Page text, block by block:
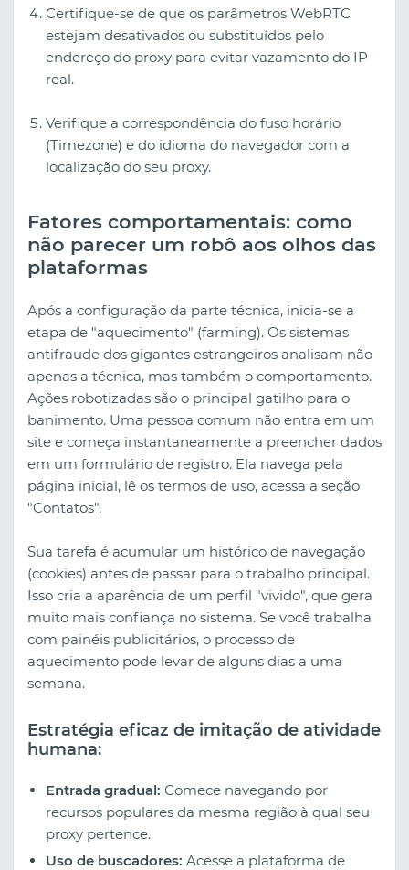
Certifique-se de que os parâmetros WebRTC
estejam desativados ou substituídos pelo
endereço do proxy para evitar vazamento do IP
real.
Verifique a correspondência do fuso horário
(Timezone) e do idioma do navegador com a
localização do seu proxy.
Fatores comportamentais: como
não parecer um robô aos olhos das
plataformas
Após a configuração da parte técnica, inicia-se a
etapa de "aquecimento" (farming). Os sistemas
antifraude dos gigantes estrangeiros analisam não
apenas a técnica, mas também o comportamento.
Ações robotizadas são o principal gatilho para o
banimento. Uma pessoa comum não entra em um
site e começa instantaneamente a preencher dados
em um formulário de registro. Ela navega pela
página inicial, lê os termos de uso, acessa a seção
"Contatos".
Sua tarefa é acumular um histórico de navegação
(cookies) antes de passar para o trabalho principal.
Isso cria a aparência de um perfil "vivido", que gera
muito mais confiança no sistema. Se você trabalha
com painéis publicitários, o processo de
aquecimento pode levar de alguns dias a uma
semana.
Estratégia eficaz de imitação de atividade
humana:
Entrada gradual: Comece navegando por
recursos populares da mesma região à qual seu
proxy pertence.
Uso de buscadores: Acesse a plataforma de